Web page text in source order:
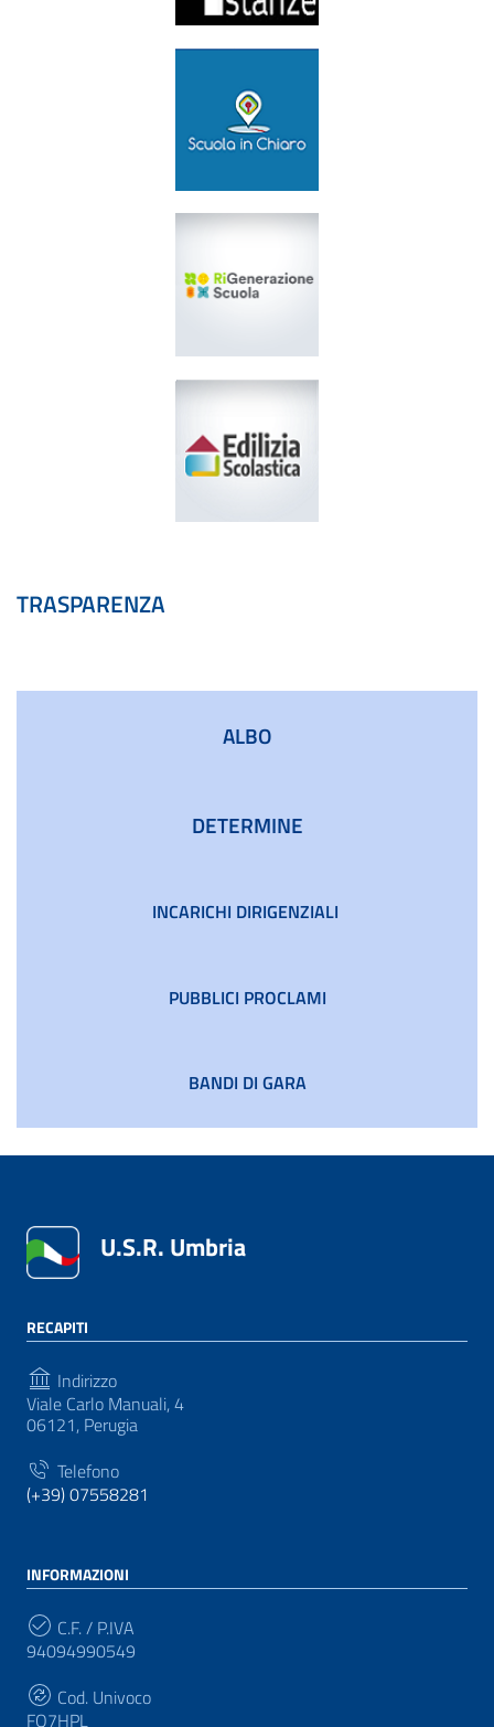
Istanze Online
►
►
Rigenerazione Scuola
►
TRASPARENZA
ALBO
DETERMINE
INCARICHI DIRIGENZIALI
PUBBLICI PROCLAMI
BANDI DI GARA
U.S.R. Umbria
RECAPITI
Indirizzo
Viale Carlo Manuali, 4
06121, Perugia
Telefono
(+39) 07558281
INFORMAZIONI
C.F. / P.IVA
94094990549
Cod. Univoco
FQ7HPL